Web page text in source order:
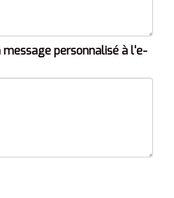
message personnalisé à l'e-